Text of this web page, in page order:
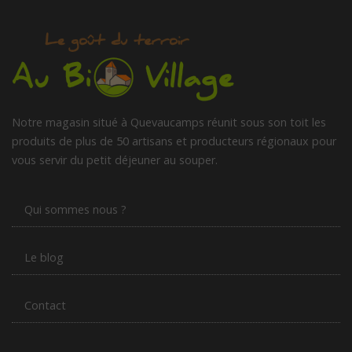
Notre magasin situé à Quevaucamps réunit sous son toit les
produits de plus de 50 artisans et producteurs régionaux pour
vous servir du petit déjeuner au souper.
Qui sommes nous ?
Le blog
Contact